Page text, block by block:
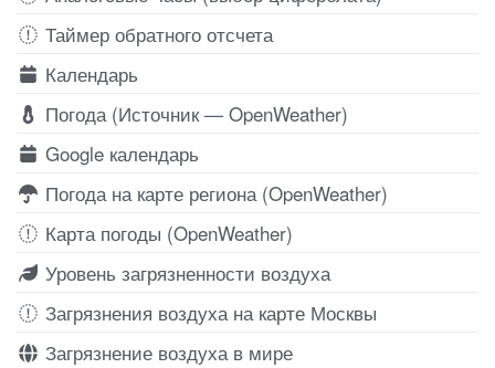
Таймер обратного отсчета
Календарь
Погода (Источник — OpenWeather)
Google календарь
Погода на карте региона (OpenWeather)
Карта погоды (OpenWeather)
Уровень загрязненности воздуха
Загрязнения воздуха на карте Москвы
Загрязнение воздуха в мире